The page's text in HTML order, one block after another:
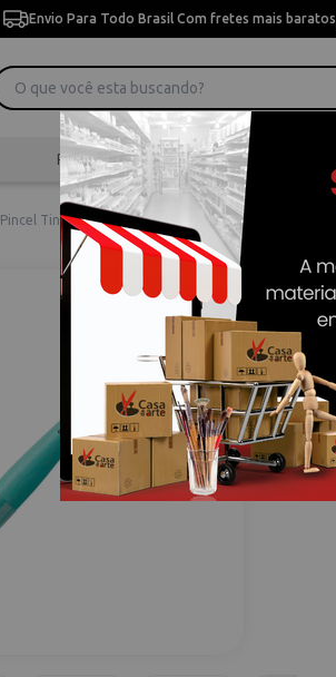
Envio Para Todo Brasil Com fretes mais baratos
Pincéis Desenho
Pincel Tintoretto Aquasynt Serie 1415 12